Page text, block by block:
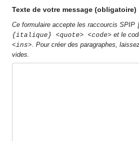
Texte de votre message (obligatoire)
Ce formulaire accepte les raccourcis SPIP
{italique} <quote> <code> et le
<ins>. Pour créer des paragraphes,
vides.